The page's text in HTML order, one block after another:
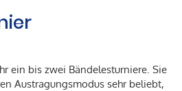
ein bis zwei Bändelesturniere. Sie
Austragungsmodus sehr beliebt,